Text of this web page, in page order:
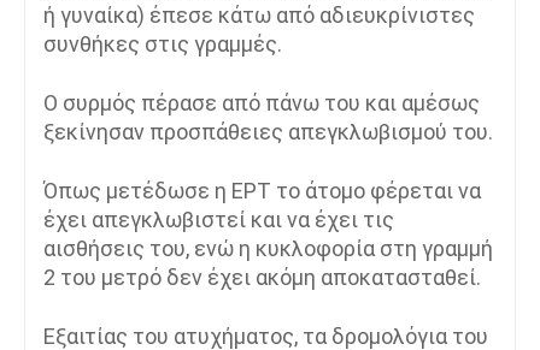
ή γυναίκα) έπεσε κάτω από αδιευκρίνιστες
συνθήκες στις γραμμές.
Ο συρμός πέρασε από πάνω του και αμέσως
ξεκίνησαν προσπάθειες απεγκλωβισμού του.
Όπως μετέδωσε η ΕΡΤ το άτομο φέρεται να
έχει απεγκλωβιστεί και να έχει τις
αισθήσεις του, ενώ η κυκλοφορία στη γραμμή
2 του μετρό δεν έχει ακόμη αποκατασταθεί.
Εξαιτίας του ατυχήματος, τα δρομολόγια του